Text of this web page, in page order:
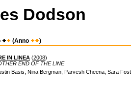
Dodson
(Anno )
IN LINEA (2008)
END OF THE LINE
Basis, Nina Bergman, Parvesh Cheena, Sara